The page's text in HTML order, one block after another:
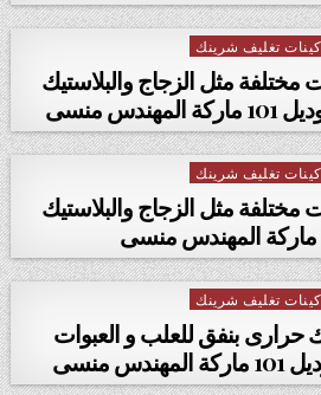
Postedتغليف شرينك
مختلفة مثل الزجاج والبلاستيك
منسى
Postedتغليف شرينك
مختلفة مثل الزجاج والبلاستيك
Postedتغليف شرينك
حرارى بنفق للعلب و العبوات
منسى